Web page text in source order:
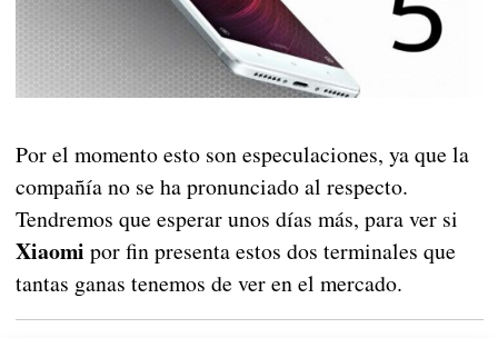
Por el momento esto son especulaciones, ya que la
compañía no se ha pronunciado al respecto.
Tendremos que esperar unos días más, para ver si
Xiaomi por fin presenta estos dos terminales que
tantas ganas tenemos de ver en el mercado.